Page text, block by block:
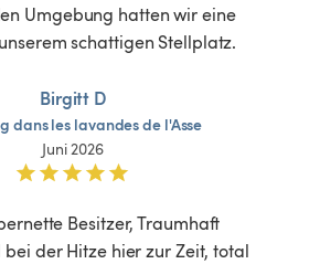
Umgebung hatten wir eine
schattigen Stellplatz.
Birgitt D
dansles lavandesde l'Asse
Juni 2026
Besitzer, Traumhaft
der Hitze hier zur Zeit, total